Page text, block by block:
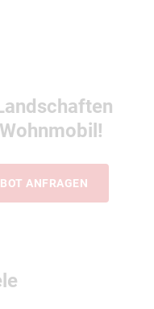
ANFRAGEN